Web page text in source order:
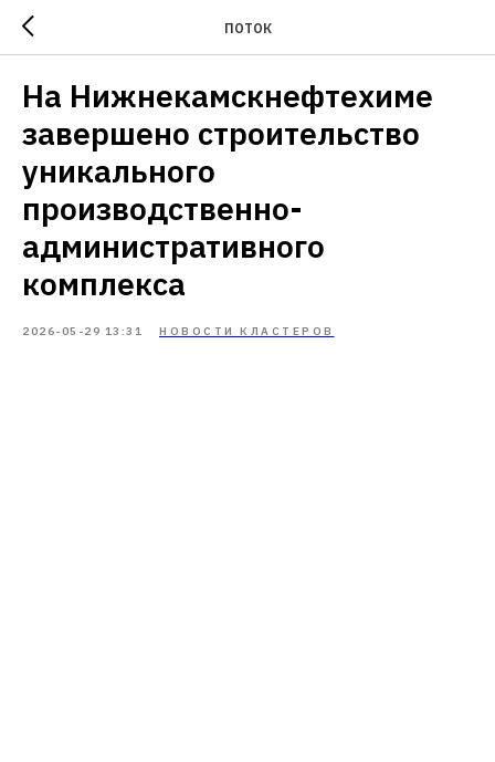
ПОТОК
На Нижнекамскнефтехиме
завершено строительство
уникального
производственно-
административного
комплекса
2026-05-29 13:31 НОВОСТИ КЛАСТЕРОВ